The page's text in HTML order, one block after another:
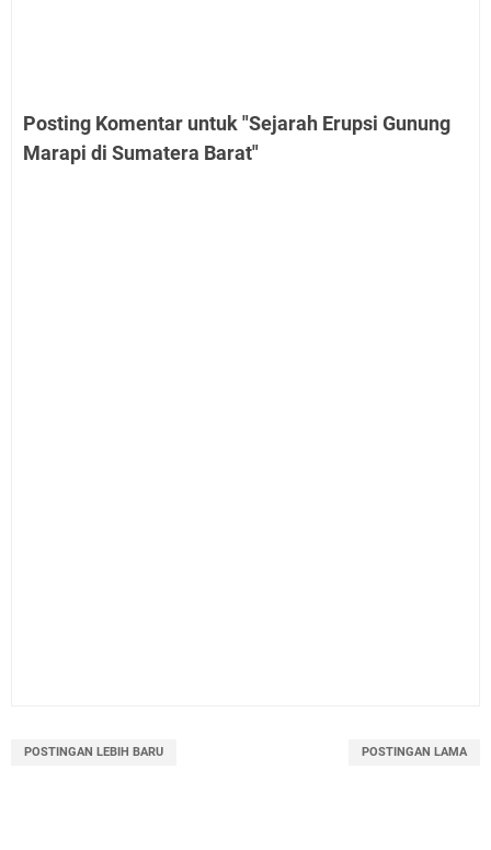
Posting Komentar untuk "Sejarah Erupsi Gunung
Marapi di Sumatera Barat"
POSTINGAN LEBIH BARU POSTINGAN LAMA